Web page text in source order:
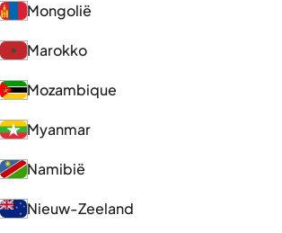
Mongolië
Marokko
Mozambique
Myanmar
Namibië
Nieuw-Zeeland